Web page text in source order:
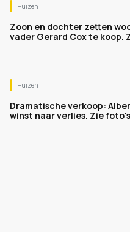
Huizen
Zoon en dochter zetten
vader Gerard Cox te koop.
Huizen
Dramatische verkoop:
winst naar verlies. Zie foto's